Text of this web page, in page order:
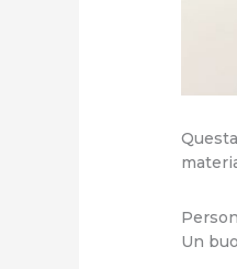
Un